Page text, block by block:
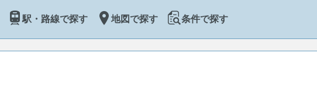
駅・路線で探す 地図で探す 条件で探す